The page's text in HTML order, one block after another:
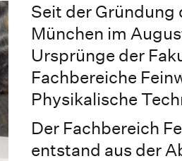
Seit der Gründung
München im
Ursprünge der
Fachbereiche
Physikalische
Der Fachbereich
entstand aus der